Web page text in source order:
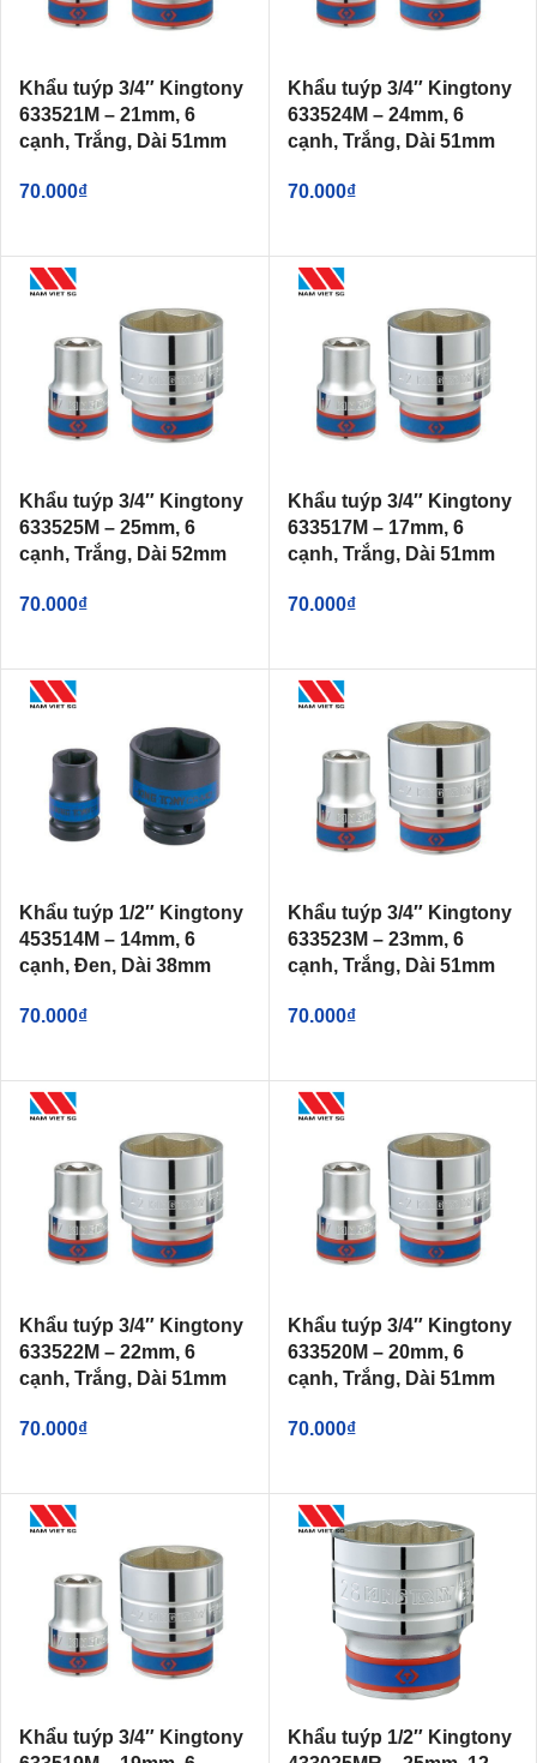
Khẩu tuýp 3/4″ Kingtony
633521M – 21mm, 6
cạnh, Trắng, Dài 51mm
70.000₫
Khẩu tuýp 3/4″ Kingtony
633524M – 24mm, 6
cạnh, Trắng, Dài 51mm
70.000₫
Khẩu tuýp 3/4″ Kingtony
633525M – 25mm, 6
cạnh, Trắng, Dài 52mm
70.000₫
Khẩu tuýp 3/4″ Kingtony
633517M – 17mm, 6
cạnh, Trắng, Dài 51mm
70.000₫
Khẩu tuýp 1/2″ Kingtony
453514M – 14mm, 6
cạnh, Đen, Dài 38mm
70.000₫
Khẩu tuýp 3/4″ Kingtony
633523M – 23mm, 6
cạnh, Trắng, Dài 51mm
70.000₫
Khẩu tuýp 3/4″ Kingtony
633522M – 22mm, 6
cạnh, Trắng, Dài 51mm
70.000₫
Khẩu tuýp 3/4″ Kingtony
633520M – 20mm, 6
cạnh, Trắng, Dài 51mm
70.000₫
Khẩu tuýp 3/4″ Kingtony
Khẩu tuýp 1/2″ Kingtony